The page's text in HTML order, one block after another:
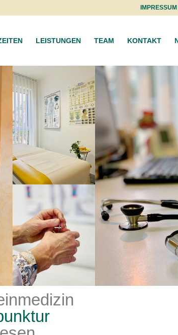
IMPRESSUM
LEISTUNGEN TEAM KONTAKT